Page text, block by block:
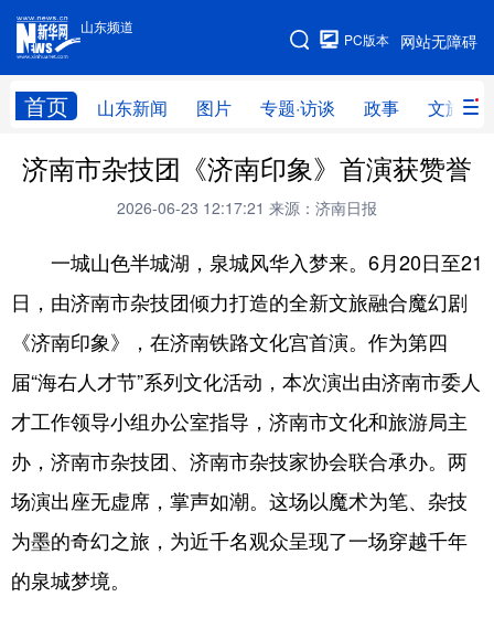
山东频道
网站无障碍
PC版本
首页 山东新闻 图片 专题·访谈 政事 文旅
手机版
网站地图
学习进行时 高层 时政 人事
财经 网评
台湾 思客智库 全球连线 教育
科技 科普 体育 文化
健康 军事 访谈 视频
图片 中央文件 金融 汽车
溯源中国 城市 旅游 能源
会展 彩票 娱乐 时尚
悦读
济南市杂技团《济南印象》首演获赞誉
2026-06-23 12:17:21 来源：济南日报
一城山色半城湖，泉城风华入梦来。6月20日至21
日，由济南市杂技团倾力打造的全新文旅融合魔幻剧
《济南印象》，在济南铁路文化宫首演。作为第四
届“海右人才节”系列文化活动，本次演出由济南市委人
才工作领导小组办公室指导，济南市文化和旅游局主
办，济南市杂技团、济南市杂技家协会联合承办。两
场演出座无虚席，掌声如潮。这场以魔术为笔、杂技
为墨的奇幻之旅，为近千名观众呈现了一场穿越千年
的泉城梦境。